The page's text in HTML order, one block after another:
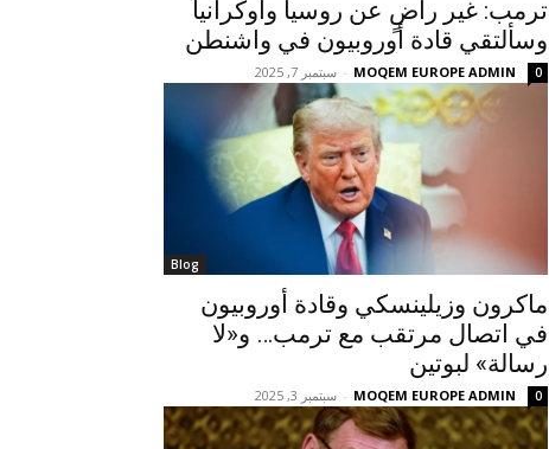
ترمب: غير راضٍ عن روسيا وأوكرانيا
وسألتقي قادة أوروبيون في واشنطن
MOQEM EUROPE ADMIN
- سبتمبر 7, 2025 0
Blog
ماكرون وزيلينسكي وقادة أوروبيون
في اتصال مرتقب مع ترمب… و«لا
رسالة» لبوتين
MOQEM EUROPE ADMIN
- سبتمبر 3, 2025 0